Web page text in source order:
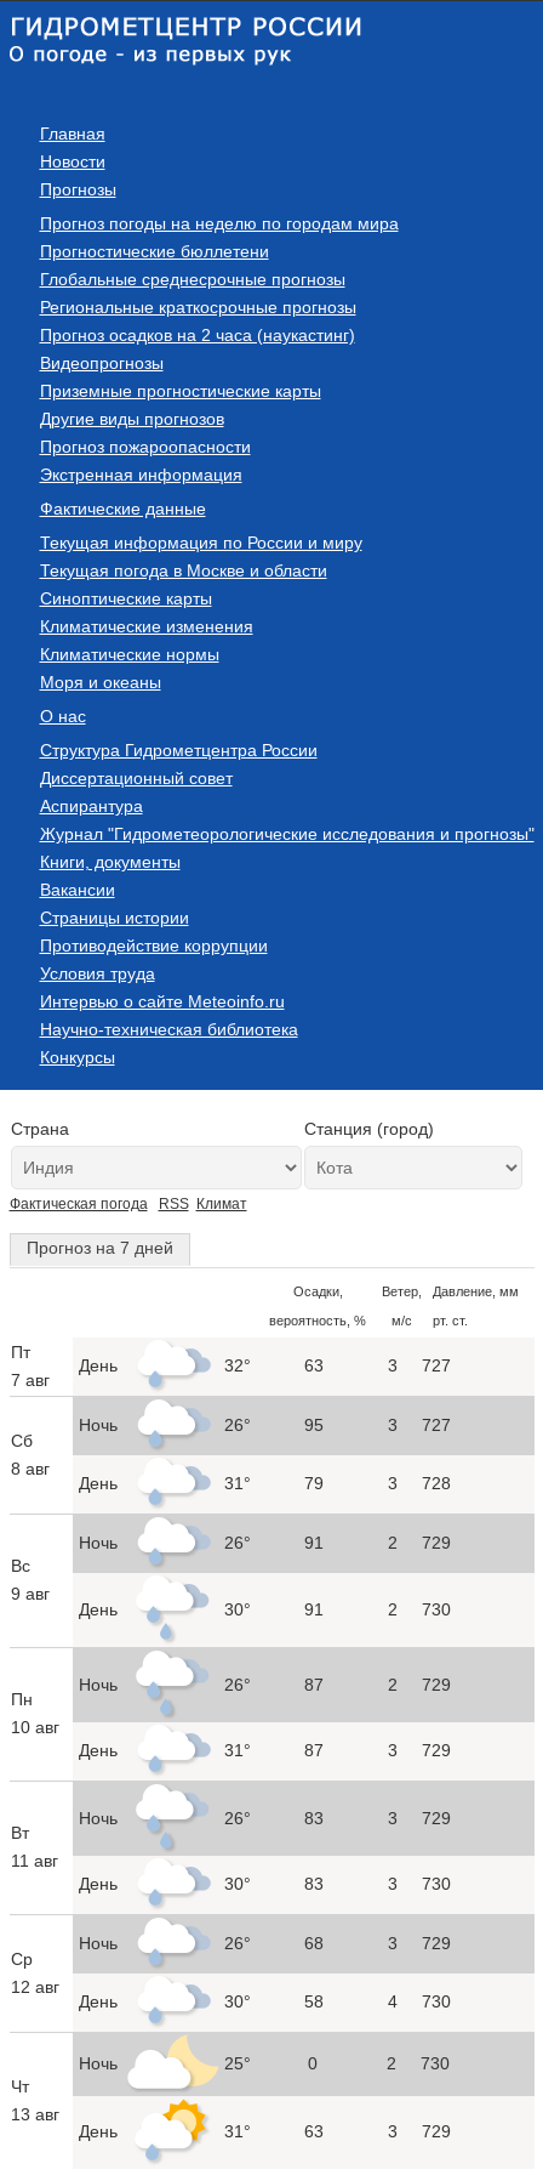
Главная
Новости
Прогнозы
Прогноз погоды на неделю по городам мира
Прогностические бюллетени
Глобальные среднесрочные прогнозы
Региональные краткосрочные прогнозы
Прогноз осадков на 2 часа (наукастинг)
Видеопрогнозы
Приземные прогностические карты
Другие виды прогнозов
Прогноз пожароопасности
Экстренная информация
Фактические данные
Текущая информация по России и миру
Текущая погода в Москве и области
Синоптические карты
Климатические изменения
Климатические нормы
Моря и океаны
О нас
Структура Гидрометцентра России
Диссертационный совет
Аспирантура
Журнал "Гидрометеорологические исследования и прогнозы"
Книги, документы
Вакансии
Страницы истории
Противодействие коррупции
Условия труда
Интервью о сайте Meteoinfo.ru
Научно-техническая библиотека
Конкурсы
Страна Станция (город)
Фактическая погода RSS Климат
Прогноз на 7 дней
Осадки,
вероятность, %
Ветер,
м/с
Давление, мм
рт. ст.
Пт
7 авг
День 32° 63 3 727
Сб
8 авг
Ночь 26° 95 3 727
День 31° 79 3 728
Вс
9 авг
Ночь 26° 91 2 729
День 30° 91 2 730
Пн
10 авг
Ночь 26° 87 2 729
День 31° 87 3 729
Вт
11 авг
Ночь 26° 83 3 729
День 30° 83 3 730
Ср
12 авг
Ночь 26° 68 3 729
День 30° 58 4 730
Чт
13 авг
Ночь 25° 0 2 730
День 31° 63 3 729